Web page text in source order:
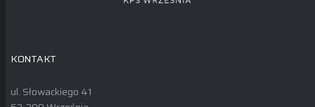
KONTAKT
ul. Słowackiego 41